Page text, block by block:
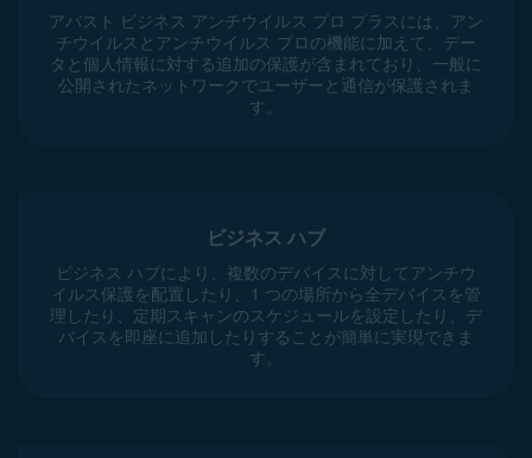
アバスト ビジネス アンチウイルス プロ プラスには、アン
チウイルスとアンチウイルス プロの機能に加えて、デー
タと個人情報に対する追加の保護が含まれており、一般に
公開されたネットワークでユーザーと通信が保護されま
す。
ビジネス ハブ
ビジネス ハブにより、複数のデバイスに対してアンチウ
イルス保護を配置したり、1 つの場所から全デバイスを管
理したり、定期スキャンのスケジュールを設定したり、デ
バイスを即座に追加したりすることが簡単に実現できま
す。